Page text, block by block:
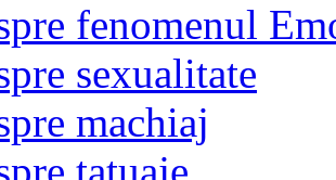
fenomenul
sexualitate
machiaj